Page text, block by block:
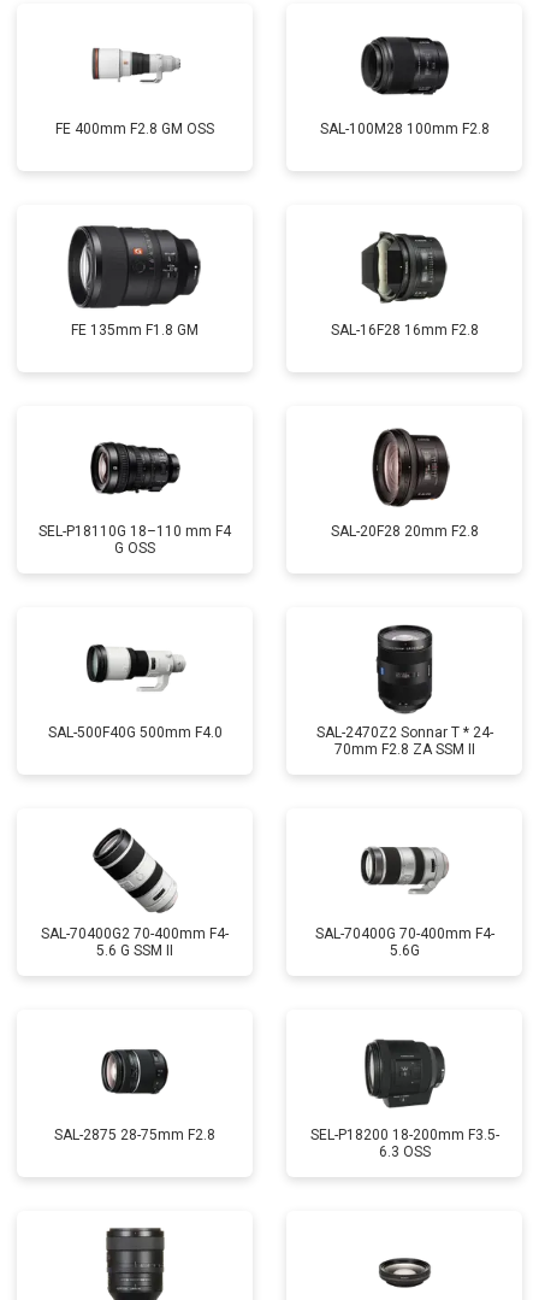
FE 400mm F2.8 GM OSS SAL-100M28 100mm F2.8
FE 135mm F1.8 GM SAL-16F28 16mm F2.8
SEL-P18110G 18–110 mm F4
G OSS
SAL-20F28 20mm F2.8
SAL-500F40G 500mm F4.0
SAL-2470Z2 Sonnar T * 24-
70mm F2.8 ZA SSM II
SAL-70400G2 70-400mm F4-
5.6 G SSM II
SAL-70400G 70-400mm F4-
5.6G
SAL-2875 28-75mm F2.8
SEL-P18200 18-200mm F3.5-
6.3 OSS